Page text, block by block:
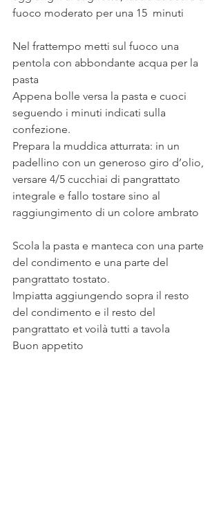
fuoco moderato per una 15  minuti
Nel frattempo metti sul fuoco una
pentola con abbondante acqua per la
pasta
Appena bolle versa la pasta e cuoci
seguendo i minuti indicati sulla
confezione.
Prepara la muddica atturrata: in un
padellino con un generoso giro d’olio,
versare 4/5 cucchiai di pangrattato
integrale e fallo tostare sino al
raggiungimento di un colore ambrato
Scola la pasta e manteca con una parte
del condimento e una parte del
pangrattato tostato.
Impiatta aggiungendo sopra il resto
del condimento e il resto del
pangrattato et voilà tutti a tavola
Buon appetito